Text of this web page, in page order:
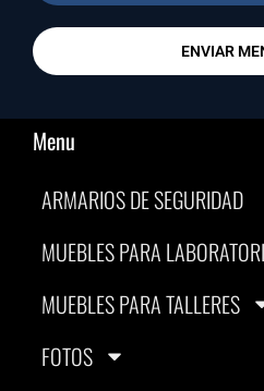
ENVIAR
Menu
ARMARIOS DE SEGURIDAD
MUEBLES PARA
MUEBLES PARA TALLERES
FOTOS